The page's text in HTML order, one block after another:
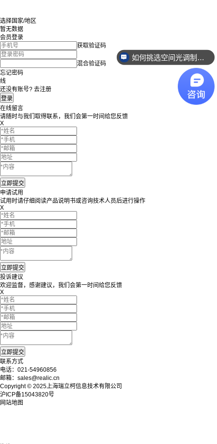
选择国家/地区
暂无数据
会员登录
获取验证码
混合验证码
忘记密码
线
还没有账号? 去注册
在线留言
请随时与我们取得联系，我们会第一时间给您反馈
X
申请试用
试用时请仔细阅读产品说明书或咨询技术人员后进行操作
X
投诉建议
欢迎监督，感谢建议，我们会第一时间给您反馈
X
联系方式
电话：021-54960856
邮箱：sales@realic.cn
Copyright © 2025上海瑞立柯信息技术有限公司
沪ICP备15043820号
网站地图